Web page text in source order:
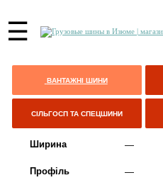
☰
ВАНТАЖНІ ШИНИ
СІЛЬГОСП ТА СПЕЦШИНИ
Ширина
Профіль